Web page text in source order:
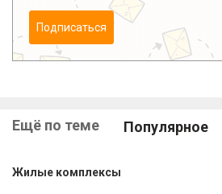
Подписаться
Ещё по теме Популярное
Жилые комплексы